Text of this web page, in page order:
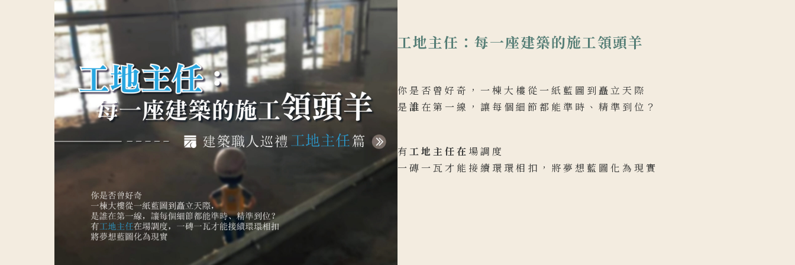
工地主任：每一座建築的施工領頭羊
你是否曾好奇，一棟大樓從一紙藍圖到矗立天際
是 誰 在第一線，讓每個細節都能準時、精準到位？
有工地主任在 場調度
一磚一瓦才能接續環環相扣，將夢想藍圖化為現實